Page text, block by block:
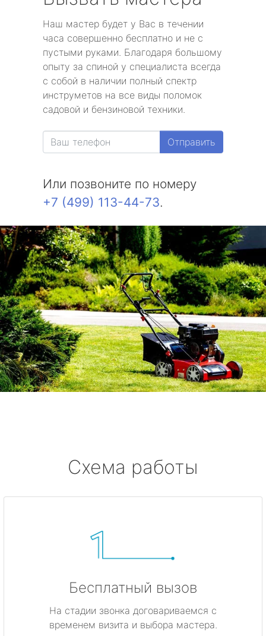
Наш мастер будет у Вас в течении
часа совершенно бесплатно и не с
пустыми руками. Благодаря большому
опыту за спиной у специалиста всегда
с собой в наличии полный спектр
инструметов на все виды поломок
садовой и бензиновой техники.
Отправить
Или позвоните по номеру
+7 (499) 113-44-73.
Схема работы
Бесплатный вызов
На стадии звонка договариваемся с
временем визита и выбора мастера.